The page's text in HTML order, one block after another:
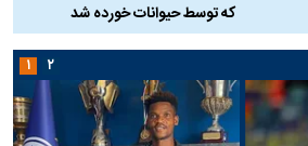
که توسط حیوانات خورده شد
۱ ۲